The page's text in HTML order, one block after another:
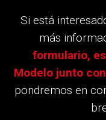
Si está
más
formulario,
Modelo junto
pondremos en